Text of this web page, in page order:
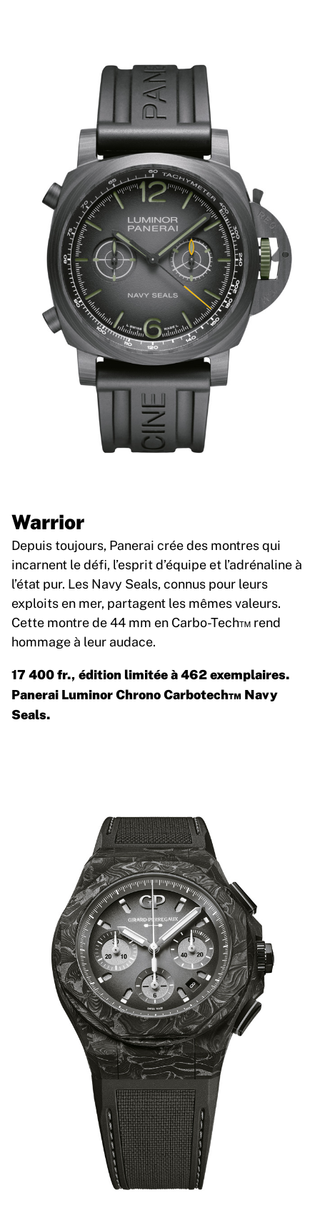
Warrior
Depuis toujours, Panerai crée des montres qui
incarnent le défi, l’esprit d’équipe et l’adrénaline à
l’état pur. Les Navy Seals, connus pour leurs
exploits en mer, partagent les mêmes valeurs.
Cette montre de 44 mm en Carbo-Tech™ rend
hommage à leur audace.
17 400 fr., édition limitée à 462 exemplaires.
Panerai Luminor Chrono Carbotech™ Navy
Seals.